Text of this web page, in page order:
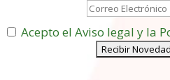
Acepto el Aviso legal y la